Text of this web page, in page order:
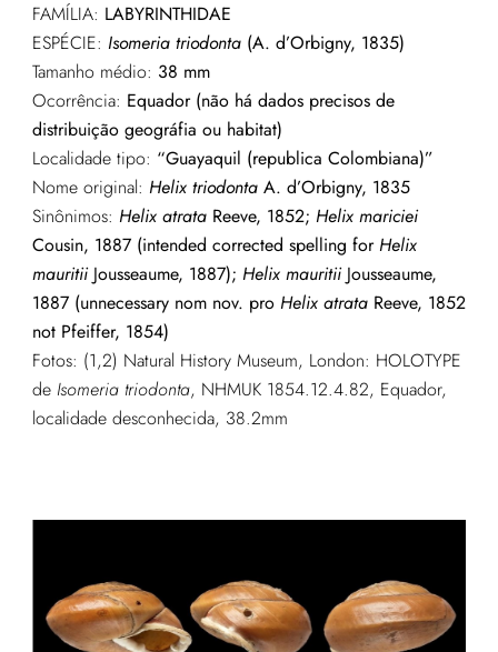
FAMÍLIA: LABYRINTHIDAE
ESPÉCIE: Isomeria triodonta(A. d’Orbigny, 1835)
Tamanho médio: 38 mm
Ocorrência: Equador (não há dados precisos de
distribuição geográfia ou habitat)
Localidade tipo: “Guayaquil (republica Colombiana)”
Nome original: Helix triodontaA. d’Orbigny, 1835
Sinônimos: Helix atrataReeve, 1852; Helix mariciei
Cousin, 1887 (intended corrected spelling forHelix
mauritiiJousseaume, 1887); Helix mauritiiJousseaume,
1887 (unnecessary nom nov. pro Helix atrataReeve, 1852
not Pfeiffer, 1854)
Fotos: (1,2) Natural History Museum, London: HOLOTYPE
de Isomeria triodonta, NHMUK 1854.12.4.82, Equador,
localidade desconhecida, 38.2mm